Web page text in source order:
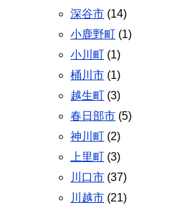
深谷市 (14)
小鹿野町 (1)
小川町 (1)
桶川市 (1)
越生町 (3)
春日部市 (5)
神川町 (2)
上里町 (3)
川口市 (37)
川越市 (21)